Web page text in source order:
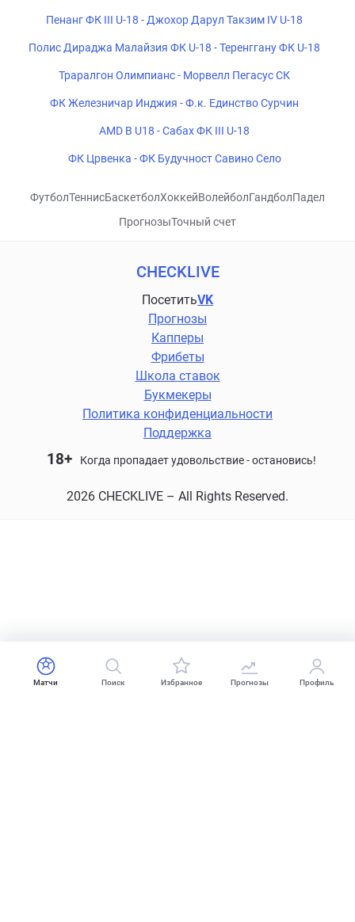
Пенанг ФК III U-18 - Джохор Дарул Такзим IV U-18
Полис Дираджа Малайзия ФК U-18 - Теренггану ФК U-18
Траралгон Олимпианс - Морвелл Пегасус СК
ФК Железничар Инджия - Ф.к. Единство Сурчин
AMD B U18 - Сабах ФК III U-18
ФК Црвенка - ФК Будучност Савино Село
ФутболТеннисБаскетболХоккейВолейболГандболПадел
ПрогнозыТочный счет
CHECKLIVE
ПосетитьVK
Прогнозы
Капперы
Фрибеты
Школа ставок
Букмекеры
Политика конфиденциальности
Поддержка
18+ Когда пропадает удовольствие - остановись!
2026 CHECKLIVE – All Rights Reserved.
Матчи Поиск Избранное Прогнозы Профиль